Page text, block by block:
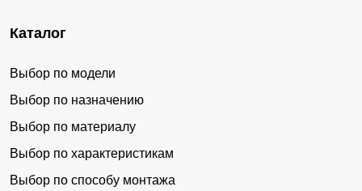
Каталог
Выбор по модели
Выбор по назначению
Выбор по материалу
Выбор по характеристикам
Выбор по способу монтажа